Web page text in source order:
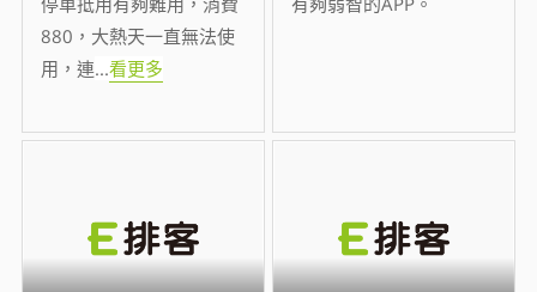
880，大熱天一直無法使
用，連...看更多